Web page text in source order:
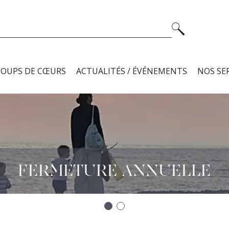
DE CŒURS ACTUALITÉS / ÉVÉNEMENTS NOS
FERMETURE ANNUELLE